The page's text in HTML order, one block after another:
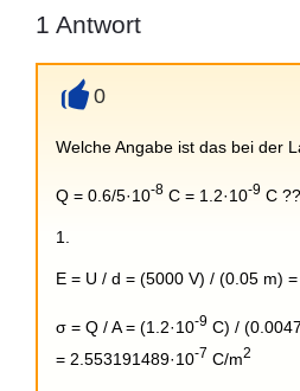
1 Antwort
0
Welche Angabe ist das bei der
Q = 0.6/5·10-8 C = 1.2·10-9 C
1.
E = U / d = (5000 V) / (0.05 m)
σ = Q / A = (1.2·10-9 C) /
= 2.553191489·10-7 C/m2